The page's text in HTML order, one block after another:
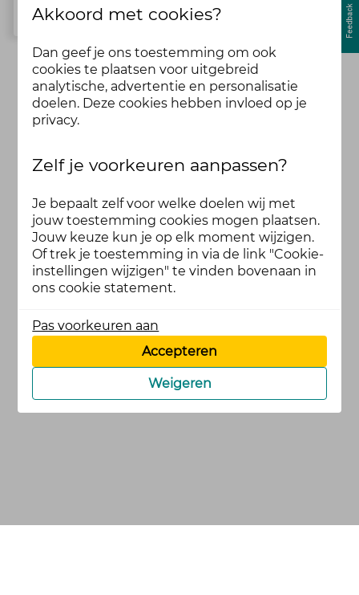
Akkoord met cookies?
Dan geef je ons toestemming om ook
cookies te plaatsen voor uitgebreid
analytische, advertentie en personalisatie
doelen. Deze cookies hebben invloed op je
privacy.
Zelf je voorkeuren aanpassen?
Je bepaalt zelf voor welke doelen wij met
jouw toestemming cookies mogen plaatsen.
Jouw keuze kun je op elk moment wijzigen.
Of trek je toestemming in via de link "Cookie-
instellingen wijzigen" te vinden bovenaan in
ons cookie statement.
Pas voorkeuren aan
Accepteren
Weigeren